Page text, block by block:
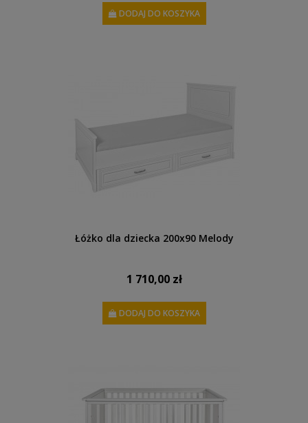
DODAJ DO KOSZYKA
Łóżko dla dziecka 200x90 Melody
1 710,00 zł
DODAJ DO KOSZYKA